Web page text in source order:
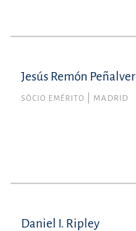
Jesús Remón Peñalver
SÓCIO EMÉRITO MADRID
Daniel I. Ripley